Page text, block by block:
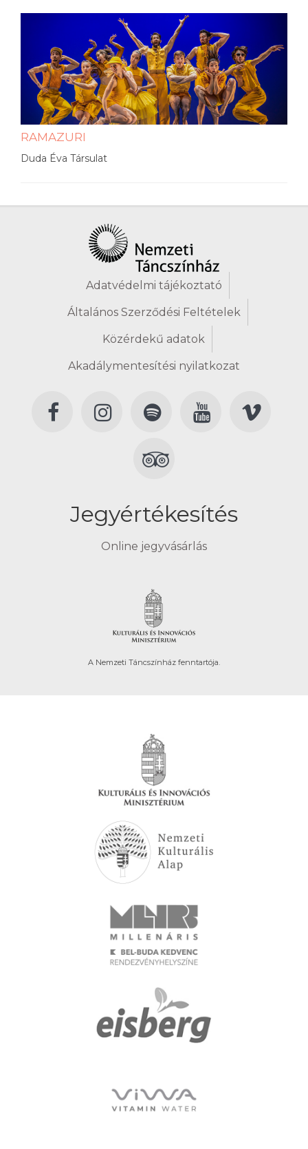
RAMAZURI
Duda Éva Társulat
Adatvédelmi tájékoztató
Általános Szerződési Feltételek
Közérdekű adatok
Akadálymentesítési nyilatkozat
Jegyértékesítés
Online jegyvásárlás
A Nemzeti Táncszínház fenntartója.